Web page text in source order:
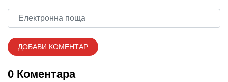
0 Коментара